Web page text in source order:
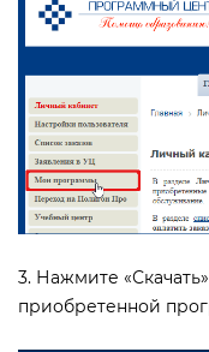
3. Нажмите
приобретенной